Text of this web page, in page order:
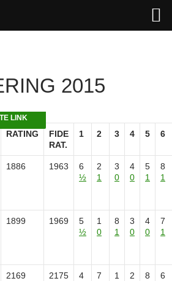
2015
LINK
RATING
FIDE
RAT.
1 2 3 4 5 6
1886 1963
6
½
2
1
3
0
4
0
5
1
8
1
1899 1969
5
½
1
0
8
1
3
0
4
0
7
1
2169 2175
4
7
1
2
8
6